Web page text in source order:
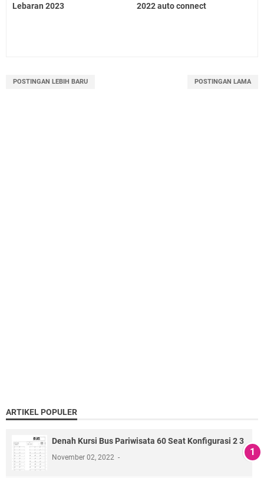
Lebaran 2023
2022 auto connect
POSTINGAN LEBIH BARU POSTINGAN LAMA
ARTIKEL POPULER
Denah Kursi Bus Pariwisata 60 Seat Konfigurasi 2 3
November 02, 2022